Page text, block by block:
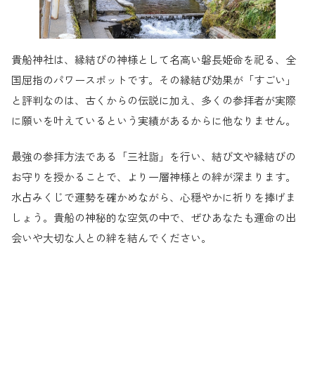
貴船神社は、縁結びの神様として名高い磐長姫命を祀る、全
国屈指のパワースポットです。その縁結び効果が「すごい」
と評判なのは、古くからの伝説に加え、多くの参拝者が実際
に願いを叶えているという実績があるからに他なりません。
最強の参拝方法である「三社詣」を行い、結び文や縁結びの
お守りを授かることで、より一層神様との絆が深まります。
水占みくじで運勢を確かめながら、心穏やかに祈りを捧げま
しょう。貴船の神秘的な空気の中で、ぜひあなたも運命の出
会いや大切な人との絆を結んでください。